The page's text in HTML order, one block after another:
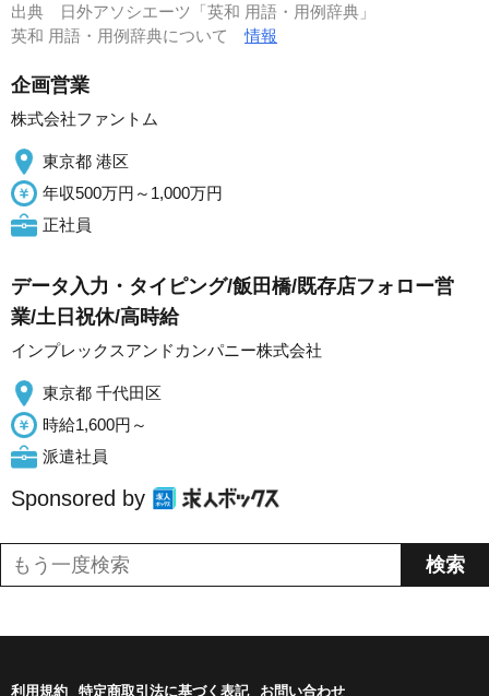
出典
日外アソシエーツ「英和 用語・用例辞典」
英和 用語・用例辞典について情報
企画営業
株式会社ファントム
東京都 港区
年収500万円～1,000万円
正社員
データ入力・タイピング/飯田橋/既存店フォロー営
業/土日祝休/高時給
インプレックスアンドカンパニー株式会社
東京都 千代田区
時給1,600円～
派遣社員
Sponsored by
利用規約 特定商取引法に基づく表記 お問い合わせ